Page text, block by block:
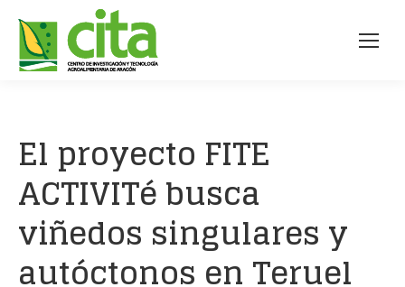
El proyecto FITE
ACTIVITé busca
viñedos singulares y
autóctonos en Teruel